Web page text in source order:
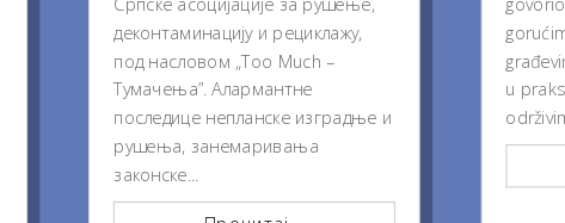
деконтаминацију и рециклажу,
под насловом „Too Much –
Тумачења”. Алармантне
последице непланске изградње и
рушења, занемаривања
законске...
u